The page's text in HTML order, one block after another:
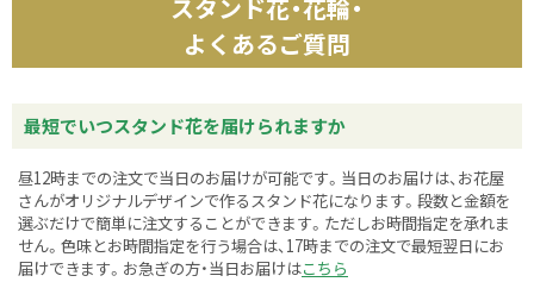
スタンド花・花輪・
よくあるご質問
最短でいつスタンド花を届けられますか
昼12時までの注文で当日のお届けが可能です。当日のお届けは、お花屋
さんがオリジナルデザインで作るスタンド花になります。段数と金額を
選ぶだけで簡単に注文することができます。ただしお時間指定を承れま
せん。色味とお時間指定を行う場合は、17時までの注文で最短翌日にお
届けできます。お急ぎの方・当日お届けはこちら